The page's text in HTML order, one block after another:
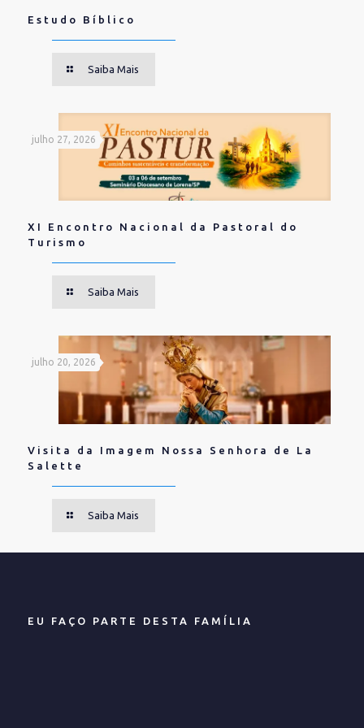
Estudo Bíblico
Saiba Mais
julho 27, 2026
XI Encontro Nacional da Pastoral do
Turismo
Saiba Mais
julho 20, 2026
Visita da Imagem Nossa Senhora de La
Salette
Saiba Mais
EU FAÇO PARTE DESTA FAMÍLIA